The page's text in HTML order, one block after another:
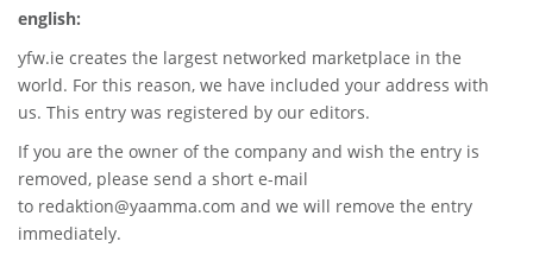
english:
yfw.ie creates the largest networked marketplace in the
world. For this reason, we have included your address with
us. This entry was registered by our editors.
If you are the owner of the company and wish the entry is
removed, please send a short e-mail
to redaktion@yaamma.com and we will remove the entry
immediately.